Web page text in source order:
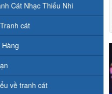
Cát Nhạc Thiếu Nhi
cát
Hàng
về tranh cát